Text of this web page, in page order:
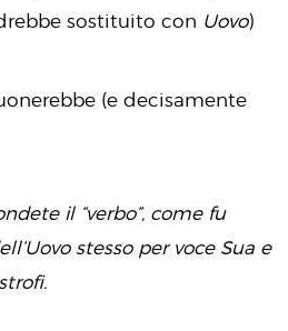
sostituito con Uovo)
(e decisamente
il “verbo”, come fu
stesso per voce Sua e